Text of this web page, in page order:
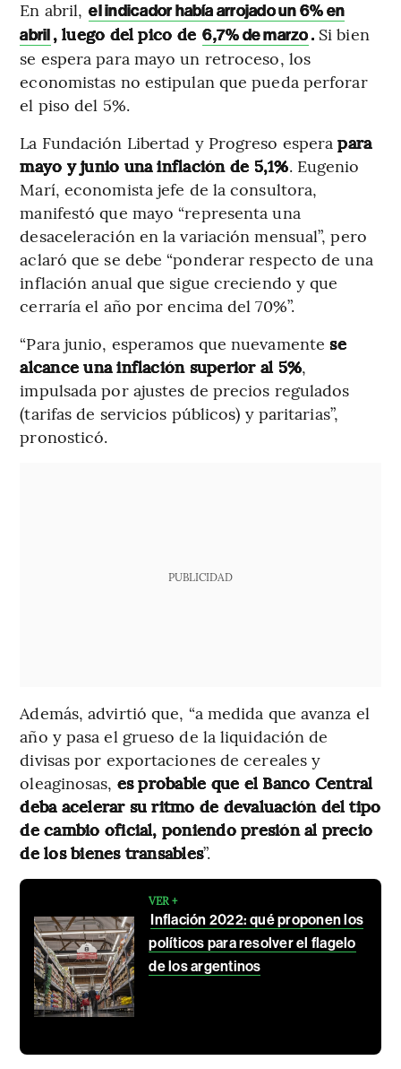
En abril, el indicador había arrojado un 6% en
abril, luego del pico de 6,7% de marzo. Si bien
se espera para mayo un retroceso, los
economistas no estipulan que pueda perforar
el piso del 5%.
La Fundación Libertad y Progreso esperapara
mayo y junio una inflación de 5,1%. Eugenio
Marí, economista jefe de la consultora,
manifestó que mayo “representa una
desaceleración en la variación mensual”, pero
aclaró que se debe “ponderar respecto de una
inflación anual que sigue creciendo y que
cerraría el año por encima del 70%”.
“Para junio, esperamos que nuevamente se
alcance una inflación superior al 5%,
impulsada por ajustes de precios regulados
(tarifas de servicios públicos) y paritarias”,
pronosticó.
PUBLICIDAD
Además, advirtió que, “a medida que avanza el
año y pasa el grueso de la liquidación de
divisas por exportaciones de cereales y
oleaginosas, es probable que el Banco Central
deba acelerar su ritmo de devaluación del tipo
de cambio oficial, poniendo presión al precio
de los bienes transables”.
VER +
Inflación 2022: qué proponen los
políticos para resolver el flagelo
de los argentinos